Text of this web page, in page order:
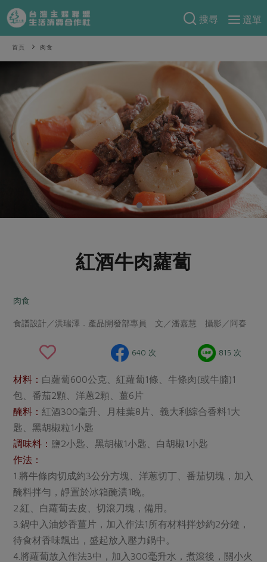
搜尋
選單
產品分類
一籃菜 當令水果
芽苗類 蕈菇類
辛香料類
奶蛋豆・五穀
乳製品
米麵雜糧
水產
調理食材・點心
調味醬料/南北貨 烘焙
保健食品
居家好物
美妝保養 個人清潔
家庭清潔 織品
日用品 圖書禮品
防災用品
最新產品
食材
米食
麵食
肉食
海鮮
常備菜
湯品．鍋物
漬物
涼拌沙拉
飲品
主題食譜
年菜食譜
養身食補
特別企畫
預購活動
把最好的台灣味帶回家！
防災用品預購圓滿結束
2026年端午節預購圓滿結束
更多預購活動
合作25-精選產品第四彈
合作25-精選產品第三彈
更多當季產品
議題活動
主婦聯盟X樂齡網特約優惠案
30%rPET紅烏龍茶
2024農業發展計畫年度報告
更多議題活動
把最好的台灣味帶回家！
綠主張
觀點文章
主婦食堂 一籃菜真心話
社內大小事 合作聯合國
親子食育
關注議題
減硝酸鹽 惜食
非基改運動 支持本土農糧
減添加物 減塑減廢
公益金 食農教育
更多議題
生活者e週報
綠主張月刊
典藏閱覽室
關於合作社
認識合作社
關於我們
產品檢驗
自主把關
檢驗報告
社員權益
合作社法規
社務專區
選舉專區
最新消息
媒體報導
下載專區
重要公告
首頁 肉食
紅酒牛肉蘿蔔
肉食
食譜設計／洪瑞澤．產品開發部專員 文／潘嘉慧 攝影／阿春
640 次 815 次
材料： 白蘿蔔600公克、紅蘿蔔1條、牛條肉(或牛腩)1
包、番茄2顆、洋蔥2顆、薑6片
醃料：紅酒300毫升、月桂葉8片、義大利綜合香料1大
匙、黑胡椒粒1小匙
調味料： 鹽2小匙、黑胡椒1小匙、白胡椒1小匙
作法：
1.將牛條肉切成約3公分方塊、洋蔥切丁、番茄切塊，加入
醃料拌勻，靜置於冰箱醃漬1晚。
2.紅、白蘿蔔去皮、切滾刀塊，備用。
3.鍋中入油炒香薑片，加入作法1所有材料拌炒約2分鐘，
待食材香味飄出，盛起放入壓力鍋中。
4.將蘿蔔放入作法3中，加入300毫升水，煮滾後，關小火